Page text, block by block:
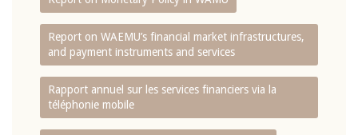
Report on WAEMU’s financial market infrastructures,
and payment instruments and services
Rapport annuel sur les services financiers via la
téléphonie mobile